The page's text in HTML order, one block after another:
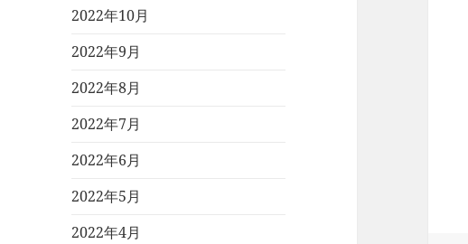
2022年10月
2022年9月
2022年8月
2022年7月
2022年6月
2022年5月
2022年4月